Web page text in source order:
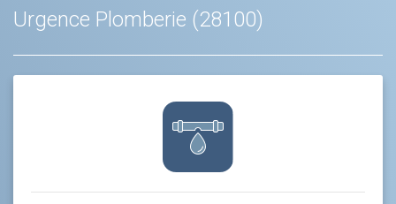
Urgence Plomberie (28100)